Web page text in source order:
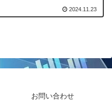
2024.11.23
お問い合わせ